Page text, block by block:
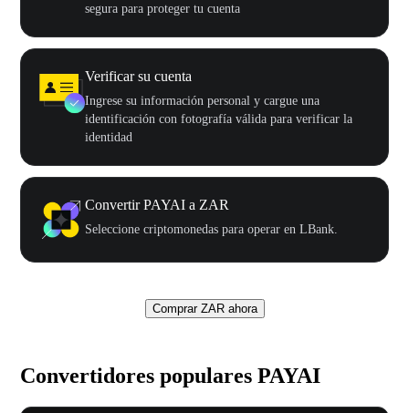
segura para proteger tu cuenta
Verificar su cuenta
Ingrese su información personal y cargue una
identificación con fotografía válida para verificar la
identidad
Convertir PAYAI a ZAR
Seleccione criptomonedas para operar en LBank.
Comprar ZAR ahora
Convertidores populares PAYAI